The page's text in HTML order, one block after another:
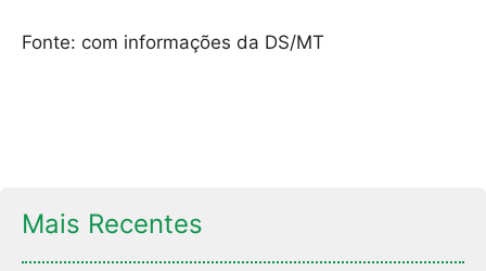
Fonte: com informações da DS/MT
Mais Recentes